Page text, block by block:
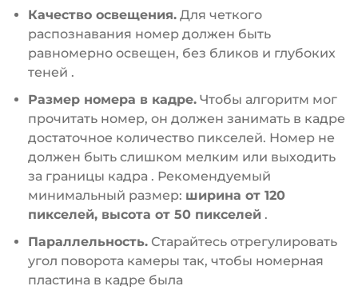
Качество освещения. Для четкого
распознавания номер должен быть
равномерно освещен, без бликов и глубоких
теней .
Размер номера в кадре. Чтобы алгоритм мог
прочитать номер, он должен занимать в кадре
достаточное количество пикселей. Номер не
должен быть слишком мелким или выходить
за границы кадра . Рекомендуемый
минимальный размер: ширина от 120
пикселей, высота от 50 пикселей .
Параллельность. Старайтесь отрегулировать
угол поворота камеры так, чтобы номерная
пластина в кадре была